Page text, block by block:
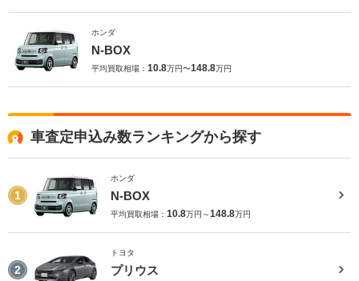
ホンダ
N-BOX
平均買取相場： 10.8万円〜148.8万円
車査定申込み数ランキングから探す
1
ホンダ
N-BOX
平均買取相場： 10.8万円～148.8万円
2
トヨタ
プリウス